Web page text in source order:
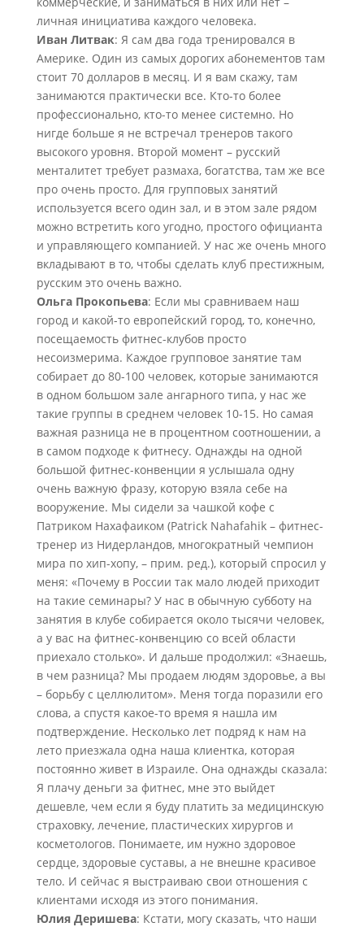
личная инициатива каждого человека.
Иван Литвак: Я сам два года тренировался в
Америке. Один из самых дорогих абонементов там
стоит 70 долларов в месяц. И я вам скажу, там
занимаются практически все. Кто-то более
профессионально, кто-то менее системно. Но
нигде больше я не встречал тренеров такого
высокого уровня. Второй момент – русский
менталитет требует размаха, богатства, там же все
про очень просто. Для групповых занятий
используется всего один зал, и в этом зале рядом
можно встретить кого угодно, простого официанта
и управляющего компанией. У нас же очень много
вкладывают в то, чтобы сделать клуб престижным,
русским это очень важно.
Ольга Прокопьева: Если мы сравниваем наш
город и какой-то европейский город, то, конечно,
посещаемость фитнес-клубов просто
несоизмерима. Каждое групповое занятие там
собирает до 80-100 человек, которые занимаются
в одном большом зале ангарного типа, у нас же
такие группы в среднем человек 10-15. Но самая
важная разница не в процентном соотношении, а
в самом подходе к фитнесу. Однажды на одной
большой фитнес-конвенции я услышала одну
очень важную фразу, которую взяла себе на
вооружение. Мы сидели за чашкой кофе с
Патриком Нахафаиком (Patrick Nahafahik – фитнес-
тренер из Нидерландов, многократный чемпион
мира по хип-хопу, – прим. ред.), который спросил у
меня: «Почему в России так мало людей приходит
на такие семинары? У нас в обычную субботу на
занятия в клубе собирается около тысячи человек,
а у вас на фитнес-конвенцию со всей области
приехало столько». И дальше продолжил: «Знаешь,
в чем разница? Мы продаем людям здоровье, а вы
– борьбу с целлюлитом». Меня тогда поразили его
слова, а спустя какое-то время я нашла им
подтверждение. Несколько лет подряд к нам на
лето приезжала одна наша клиентка, которая
постоянно живет в Израиле. Она однажды сказала:
Я плачу деньги за фитнес, мне это выйдет
дешевле, чем если я буду платить за медицинскую
страховку, лечение, пластических хирургов и
косметологов. Понимаете, им нужно здоровое
сердце, здоровые суставы, а не внешне красивое
тело. И сейчас я выстраиваю свои отношения с
клиентами исходя из этого понимания.
Юлия Деришева: Кстати, могу сказать, что наши